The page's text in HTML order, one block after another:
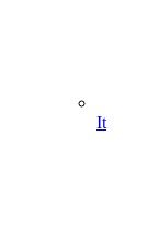
It